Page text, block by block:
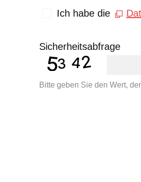
wird (Abo-
Bitte
oder nur von
Ich habe die
Sicherheitsabfrage
Bitte geben Sie den Wert,